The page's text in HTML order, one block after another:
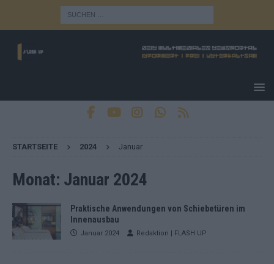
STARTSEITE 2024 Januar
Monat: Januar 2024
Praktische Anwendungen von Schiebetüren im
Innenausbau
Januar 2024 Redaktion | FLASH UP